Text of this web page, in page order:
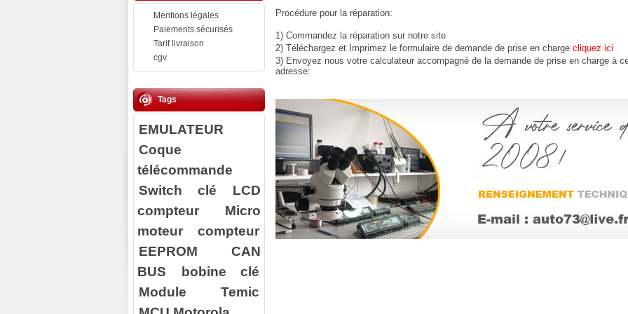
Mentions légales
Paiements sécurisés
Tarif livraison
cgv
Tags
EMULATEUR
Coque
télécommande
Switch clé
LCD
compteur
Micro
moteur compteur
EEPROM
CAN
BUS
bobine clé
Module Temic
Procédure pour la réparation:
1) Commandez la réparation sur notre site
2) Téléchargez et Imprimez le formulaire de demande de prise en charge cliquez ici
3) Envoyez nous votre calculateur accompagné de la demande de prise en charge à
adresse: